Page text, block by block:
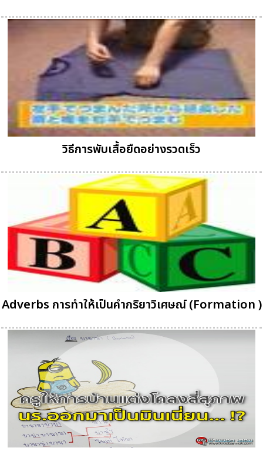
วิธีการพับเสื้อยืดอย่างรวดเร็ว
Adverbs การทำให้เป็นคำกริยาวิเศษณ์ (Formation )